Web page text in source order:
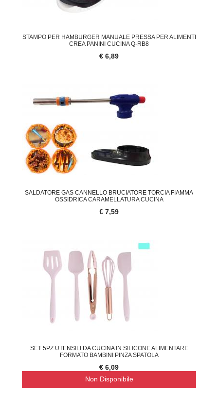
STAMPO PER HAMBURGER MANUALE PRESSA PER ALIMENTI
CREA PANINI CUCINA Q-RB8
€ 6,89
SALDATORE GAS CANNELLO BRUCIATORE TORCIA FIAMMA
OSSIDRICA CARAMELLATURA CUCINA
€ 7,59
SET 5PZ UTENSILI DA CUCINA IN SILICONE ALIMENTARE
FORMATO BAMBINI PINZA SPATOLA
€ 6,09
Non Disponibile